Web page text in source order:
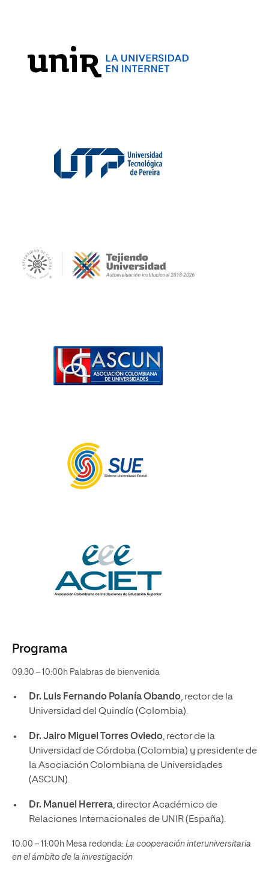
Programa
09.30 – 10:00h Palabras de bienvenida
Dr. Luis Fernando Polanía Obando, rector de la
Universidad del Quindío (Colombia).
Dr. Jairo Miguel Torres Oviedo, rector de la
Universidad de Córdoba (Colombia) y presidente de
la Asociación Colombiana de Universidades
(ASCUN).
Dr. Manuel Herrera, director Académico de
Relaciones Internacionales de UNIR (España).
10.00 – 11:00h Mesa redonda: La cooperación interuniversitaria
en el ámbito de la investigación